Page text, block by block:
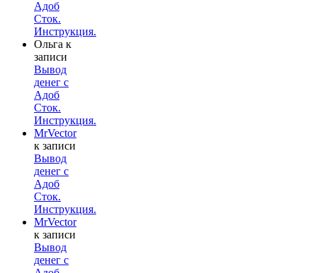
Адоб
Сток.
Инструкция.
Ольга к
записи
Вывод
денег с
Адоб
Сток.
Инструкция.
MrVector
к записи
Вывод
денег с
Адоб
Сток.
Инструкция.
MrVector
к записи
Вывод
денег с